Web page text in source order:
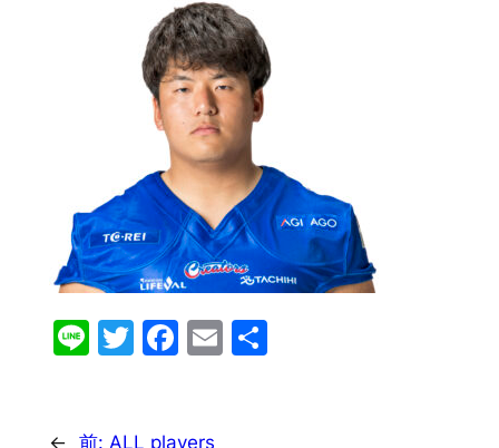
LineTwitter
Facebook
Email
共
← 前: ALL players